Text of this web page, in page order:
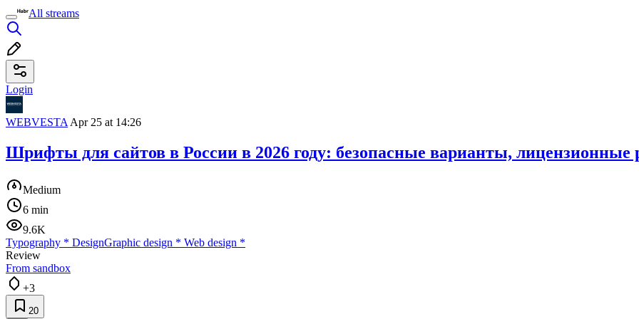
All streams
Login
WEBVESTA Apr 25 at 14:26
Шрифты для сайтов в России в 2026 году: безопасные варианты, лицензионные
Medium
6 min
9.6K
Typography * DesignGraphic design * Web design *
Review
From sandbox
+3
20